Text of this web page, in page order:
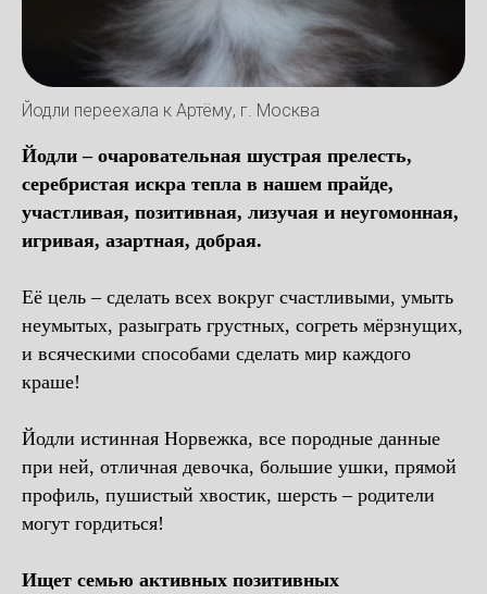
Йодли переехала к Артёму, г. Москва
Йодли – очаровательная шустрая прелесть,
серебристая искра тепла в нашем прайде,
участливая, позитивная, лизучая и неугомонная,
игривая, азартная, добрая.
Её цель – сделать всех вокруг счастливыми, умыть
неумытых, разыграть грустных, согреть мёрзнущих,
и всяческими способами сделать мир каждого
краше!
Йодли истинная Норвежка, все породные данные
при ней, отличная девочка, большие ушки, прямой
профиль, пушистый хвостик, шерсть – родители
могут гордиться!
Ищет семью активных позитивных